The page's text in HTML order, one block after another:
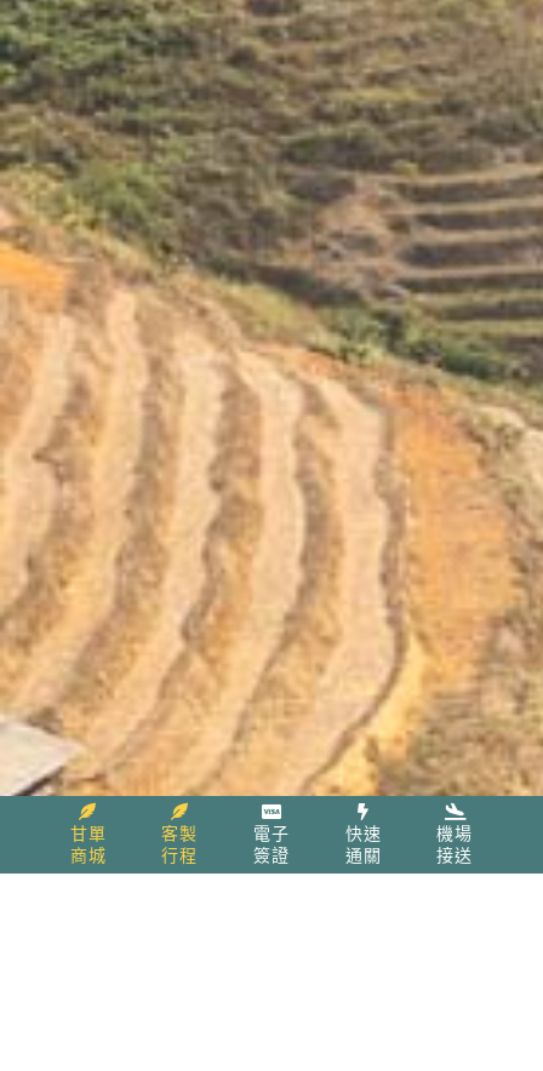
甘單
商城
客製
行程
電子
簽證
快速
通關
機場
接送